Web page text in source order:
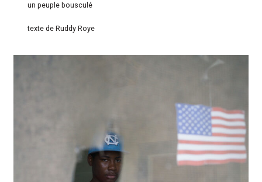
un peuple bousculé
texte de Ruddy Roye